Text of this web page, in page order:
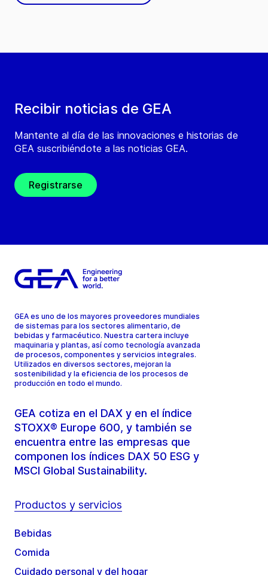
Recibir noticias de GEA
Mantente al día de las innovaciones e historias de
GEA suscribiéndote a las noticias GEA.
Registrarse
GEA es uno de los mayores proveedores mundiales
de sistemas para los sectores alimentario, de
bebidas y farmacéutico. Nuestra cartera incluye
maquinaria y plantas, así como tecnología avanzada
de procesos, componentes y servicios integrales.
Utilizados en diversos sectores, mejoran la
sostenibilidad y la eficiencia de los procesos de
producción en todo el mundo.
GEA cotiza en el DAX y en el índice
STOXX® Europe 600, y también se
encuentra entre las empresas que
componen los índices DAX 50 ESG y
MSCI Global Sustainability.
Productos y servicios
Bebidas
Comida
Cuidado personal y del hogar